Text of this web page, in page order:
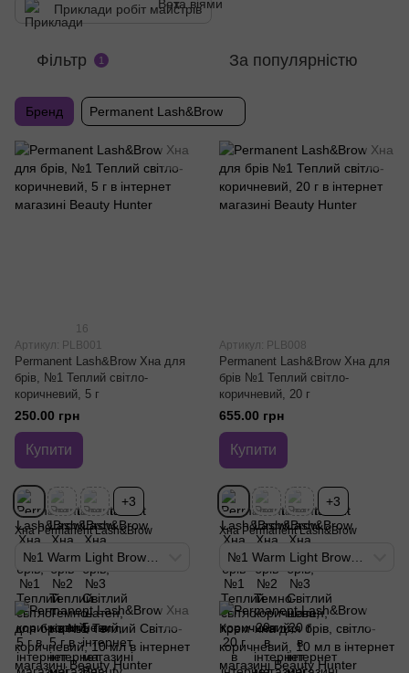
Приклади робіт майстрів
Фільтр 1 За популярністю
Бренд Permanent Lash&Brow
16
Артикул: PLB001
Permanent Lash&Brow Хна для
брів, №1 Теплий світло-
коричневий, 5 г
250.00 грн
Купити
+3
Хна Permanent Lash&Brow
Артикул: PLB008
Permanent Lash&Brow Хна для
брів №1 Теплий світло-
коричневий, 20 г
655.00 грн
Купити
+3
Хна Permanent Lash&Brow